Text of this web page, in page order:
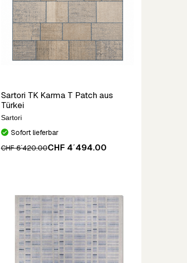
Sartori TK Karma T Patch aus
Türkei
Sartori
Sofort lieferbar
CHF 6´420.00CHF 4´494.00